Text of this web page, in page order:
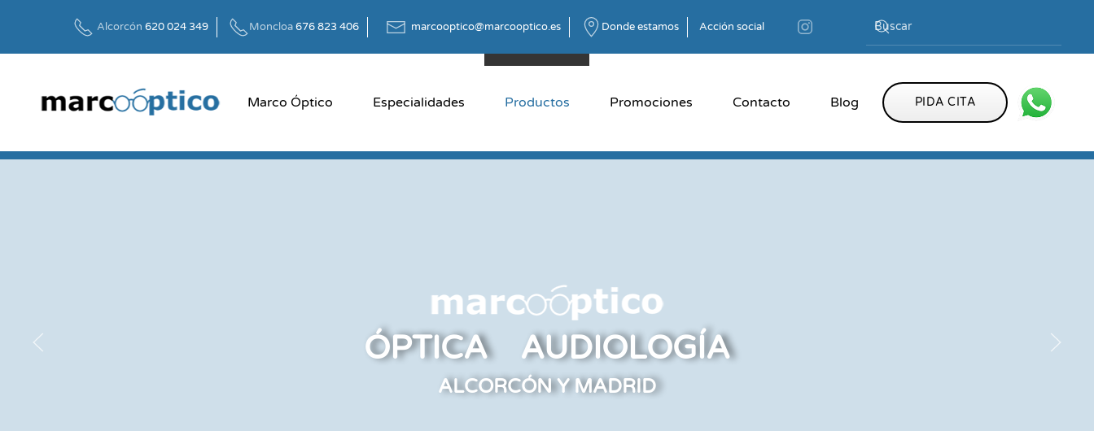
Alcorcón 620 024 349 Moncloa676 823 406 marcooptico@marcooptico.es Donde estamos Acción social
Marco Óptico Especialidades Productos Promociones Contacto Blog PIDA CITA
ÓPTICA AUDIOLOGÍA
ALCORCÓN Y MADRID